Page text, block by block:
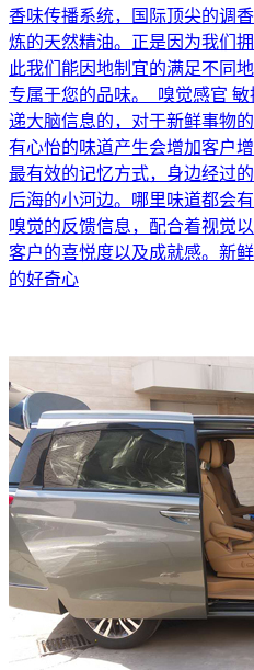
香味传播系统，国际顶尖的调
炼的天然精油。正是因为我们
此我们能因地制宜的满足不同
专属于您的品味。 嗅觉感官
递大脑信息的，对于新鲜事物
有心怡的味道产生会增加客户
最有效的记忆方式，身边经过
后海的小河边。哪里味道都会
嗅觉的反馈信息，配合着视觉
客户的喜悦度以及成就感。新
的好奇心